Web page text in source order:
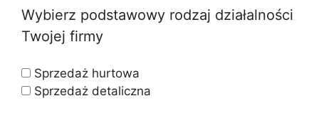
Wybierz podstawowy rodzaj działalności
Twojej firmy
Sprzedaż hurtowa
Sprzedaż detaliczna